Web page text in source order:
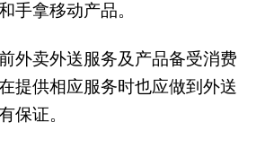
手拿移动产品。
外卖外送服务及产品备受消费
提供相应服务时也应做到外送
保证。